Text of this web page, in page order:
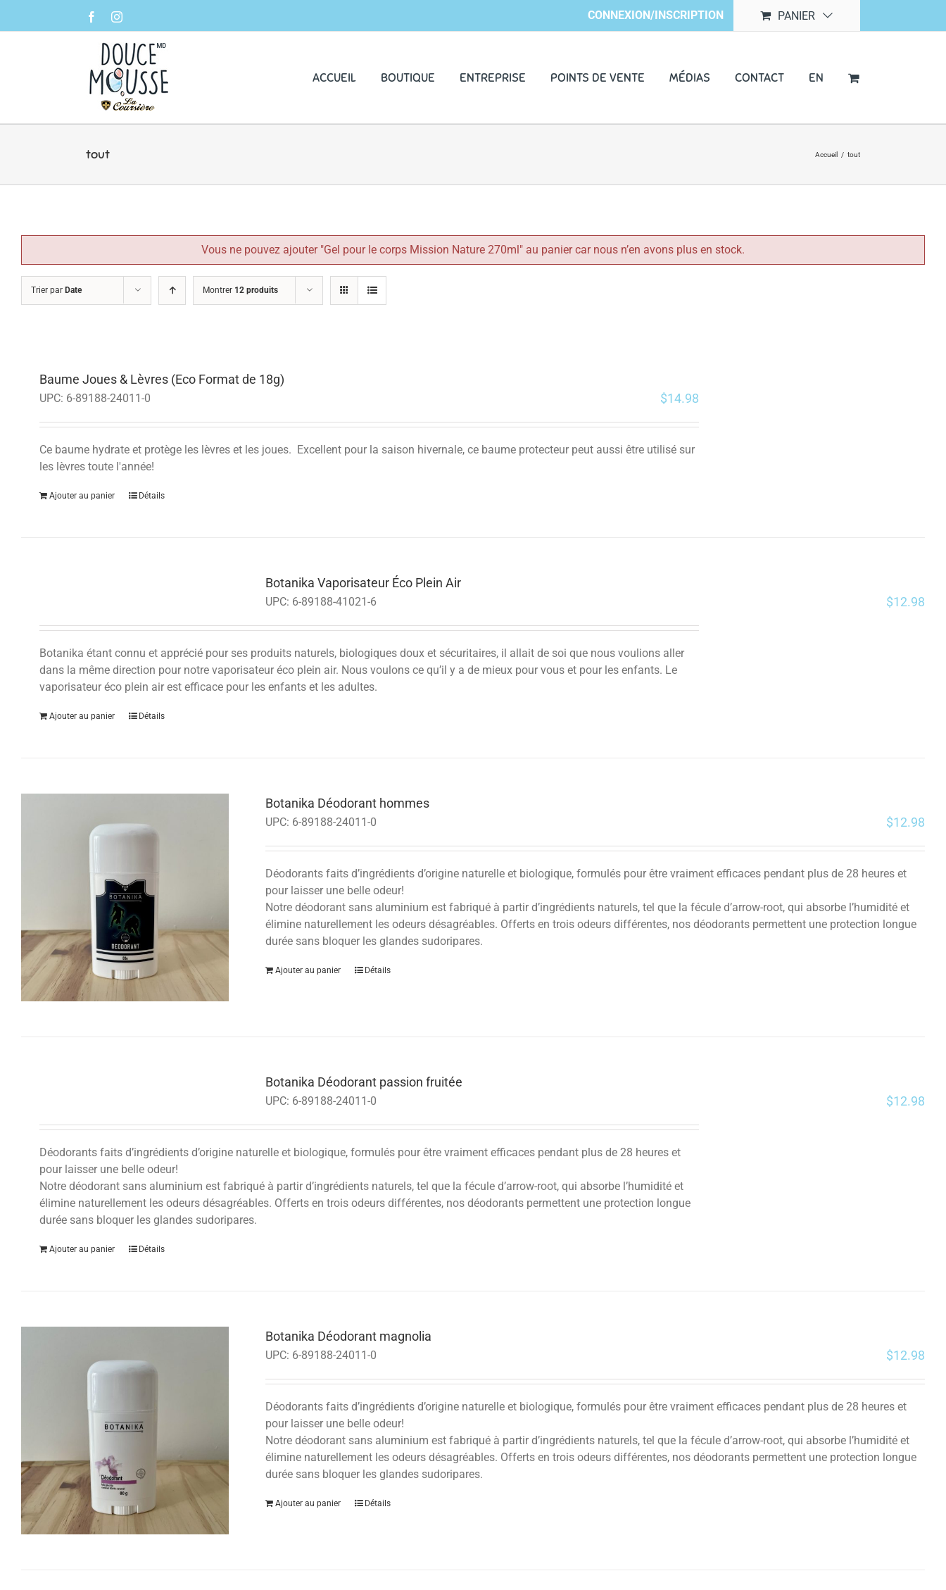
FacebookInstagram CONNEXION/INSCRIPTION PANIER
ACCUEIL BOUTIQUE ENTREPRISE POINTS DE VENTE MÉDIAS CONTACT EN
tout Accueil / tout
Vous ne pouvez ajouter "Gel pour le corps Mission Nature 270ml" au panier car nous n’en avons plus en stock.
Trier par Date Montrer 12 produits
Baume Joues & Lèvres (Eco Format de 18g)
UPC: 6-89188-24011-0 $14.98
Ce baume hydrate et protège les lèvres et les joues. Excellent pour la saison hivernale, ce baume protecteur peut aussi être utilisé sur
les lèvres toute l'année!
Ajouter au panier Détails
Botanika Vaporisateur Éco Plein Air
UPC: 6-89188-41021-6 $12.98
Botanika étant connu et apprécié pour ses produits naturels, biologiques doux et sécuritaires, il allait de soi que nous voulions aller
dans la même direction pour notre vaporisateur éco plein air. Nous voulons ce qu’il y a de mieux pour vous et pour les enfants. Le
vaporisateur éco plein air est efficace pour les enfants et les adultes.
Ajouter au panier Détails
Botanika Déodorant hommes
UPC: 6-89188-24011-0 $12.98
Déodorants faits d’ingrédients d’origine naturelle et biologique, formulés pour être vraiment efficaces pendant plus de 28 heures et
pour laisser une belle odeur!
Notre déodorant sans aluminium est fabriqué à partir d’ingrédients naturels, tel que la fécule d’arrow-root, qui absorbe l’humidité et
élimine naturellement les odeurs désagréables. Offerts en trois odeurs différentes, nos déodorants permettent une protection longue
durée sans bloquer les glandes sudoripares.
Ajouter au panier Détails
Botanika Déodorant passion fruitée
UPC: 6-89188-24011-0 $12.98
Déodorants faits d’ingrédients d’origine naturelle et biologique, formulés pour être vraiment efficaces pendant plus de 28 heures et
pour laisser une belle odeur!
Notre déodorant sans aluminium est fabriqué à partir d’ingrédients naturels, tel que la fécule d’arrow-root, qui absorbe l’humidité et
élimine naturellement les odeurs désagréables. Offerts en trois odeurs différentes, nos déodorants permettent une protection longue
durée sans bloquer les glandes sudoripares.
Ajouter au panier Détails
Botanika Déodorant magnolia
UPC: 6-89188-24011-0 $12.98
Déodorants faits d’ingrédients d’origine naturelle et biologique, formulés pour être vraiment efficaces pendant plus de 28 heures et
pour laisser une belle odeur!
Notre déodorant sans aluminium est fabriqué à partir d’ingrédients naturels, tel que la fécule d’arrow-root, qui absorbe l’humidité et
élimine naturellement les odeurs désagréables. Offerts en trois odeurs différentes, nos déodorants permettent une protection longue
durée sans bloquer les glandes sudoripares.
Ajouter au panier Détails